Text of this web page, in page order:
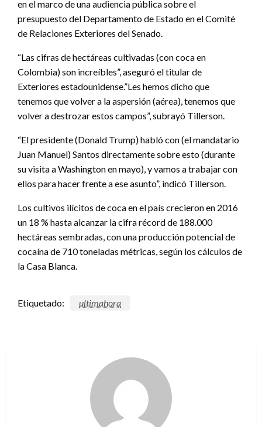
en el marco de una audiencia pública sobre el
presupuesto del Departamento de Estado en el Comité
de Relaciones Exteriores del Senado.
“Las cifras de hectáreas cultivadas (con coca en
Colombia) son increíbles”, aseguró el titular de
Exteriores estadounidense.”Les hemos dicho que
tenemos que volver a la aspersión (aérea), tenemos que
volver a destrozar estos campos”, subrayó Tillerson.
“El presidente (Donald Trump) habló con (el mandatario
Juan Manuel) Santos directamente sobre esto (durante
su visita a Washington en mayo), y vamos a trabajar con
ellos para hacer frente a ese asunto”, indicó Tillerson.
Los cultivos ilícitos de coca en el país crecieron en 2016
un 18 % hasta alcanzar la cifra récord de 188.000
hectáreas sembradas, con una producción potencial de
cocaína de 710 toneladas métricas, según los cálculos de
la Casa Blanca.
Etiquetado: ultimahora